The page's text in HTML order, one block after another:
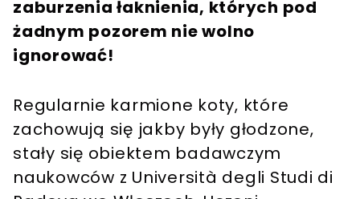
zaburzenia łaknienia, których pod
żadnym pozorem nie wolno
ignorować!
Regularnie karmione koty, które
zachowują się jakby były głodzone,
stały się obiektem badawczym
naukowców z Università degli Studi di